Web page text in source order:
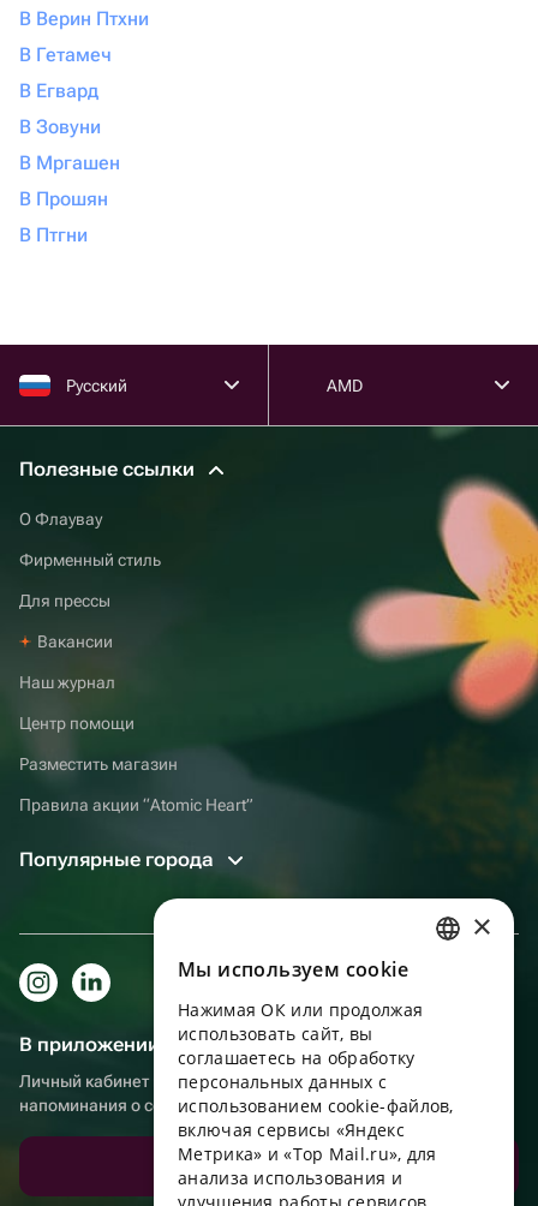
В Верин Птхни
В Гетамеч
В Егвард
В Зовуни
В Мргашен
В Прошян
В Птгни
Русский AMD
Полезные ссылки
О Флаувау
Фирменный стиль
Для прессы
Вакансии
Наш журнал
Центр помощи
Разместить магазин
Правила акции “Atomic Heart”
Популярные города
В приложении еще удобнее!
Личный кабинет получателя, больше бонусов за покупки и
напоминания о событиях
Скачать приложение
ENGLISH
UKRAINIAN
PORTUGUESE
×
Мы используем сookie
Нажимая ОК или продолжая
использовать сайт, вы
соглашаетесь на обработку
персональных данных с
использованием cookie-файлов,
включая сервисы «Яндекс
Метрика» и «Top Mail.ru», для
анализа использования и